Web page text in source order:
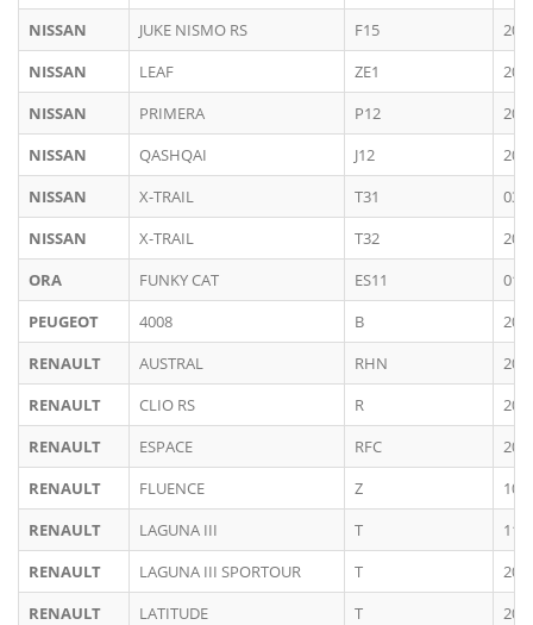
NISSAN
JUKE NISMO RS F15
NISSAN
LEAF ZE1
NISSAN
PRIMERA P12
NISSAN
QASHQAI J12
NISSAN
X-TRAIL T31
03/
NISSAN
X-TRAIL T32
ORA
FUNKY CAT ES11
01/
PEUGEOT
4008 B
RENAULT
AUSTRAL RHN
RENAULT
CLIO RS R
RENAULT
ESPACE RFC
RENAULT
FLUENCE Z
10/
RENAULT
LAGUNA III T
11/
RENAULT
LAGUNA III SPORTOUR T
RENAULT
LATITUDE T